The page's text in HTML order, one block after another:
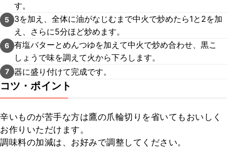
す。
5
3を加え、全体に油がなじむまで中火で炒めたら1と2を加
え、さらに5分ほど炒めます。
6 有塩バターとめんつゆを加えて中火で炒め合わせ、黒こ
しょうで味を調えて火から下ろします。
7 器に盛り付けて完成です。
コツ・ポイント
辛いものが苦手な方は鷹の爪輪切りを省いてもおいしく
お作りいただけます。
調味料の加減は、お好みで調整してください。